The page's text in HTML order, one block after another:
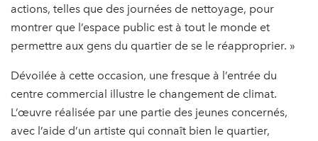
actions, telles que des journées de nettoyage, pour
montrer que l’espace public est à tout le monde et
permettre aux gens du quartier de se le réapproprier. »
Dévoilée à cette occasion, une fresque à l’entrée du
centre commercial illustre le changement de climat.
L’œuvre réalisée par une partie des jeunes concernés,
avec l’aide d’un artiste qui connaît bien le quartier,